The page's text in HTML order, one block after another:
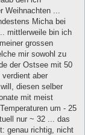
...
Micha bei
mittlerweile bin ich
grossen
mir sowohl zu
der Ostsee mit 50
aber
diesen selber
mit meist
um - 25
nur ~ 32 ... das
genau richtig, nicht